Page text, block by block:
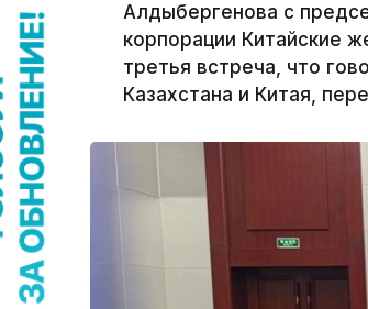
Алдыбергенова с
корпорации Китайские
третья встреча, что
Казахстана и Китая,